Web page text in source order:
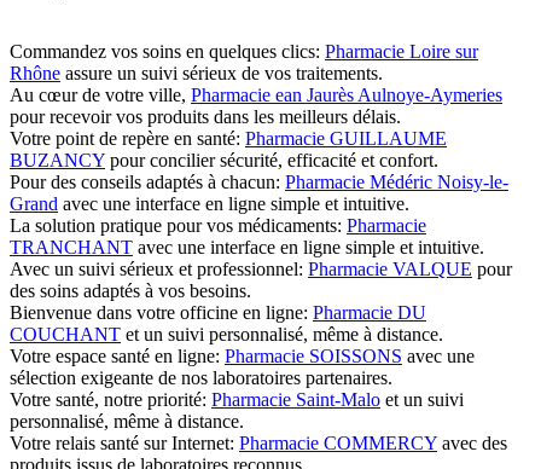
Commandez vos soins en quelques clics: Pharmacie Loire sur
Rhône assure un suivi sérieux de vos traitements.
Au cœur de votre ville, Pharmacie ean Jaurès Aulnoye-Aymeries
pour recevoir vos produits dans les meilleurs délais.
Votre point de repère en santé: Pharmacie GUILLAUME
BUZANCY pour concilier sécurité, efficacité et confort.
Pour des conseils adaptés à chacun: Pharmacie Médéric Noisy-le-
Grand avec une interface en ligne simple et intuitive.
La solution pratique pour vos médicaments: Pharmacie
TRANCHANT avec une interface en ligne simple et intuitive.
Avec un suivi sérieux et professionnel: Pharmacie VALQUE pour
des soins adaptés à vos besoins.
Bienvenue dans votre officine en ligne: Pharmacie DU
COUCHANT et un suivi personnalisé, même à distance.
Votre espace santé en ligne: Pharmacie SOISSONS avec une
sélection exigeante de nos laboratoires partenaires.
Votre santé, notre priorité: Pharmacie Saint-Malo et un suivi
personnalisé, même à distance.
Votre relais santé sur Internet: Pharmacie COMMERCY avec des
produits issus de laboratoires reconnus.